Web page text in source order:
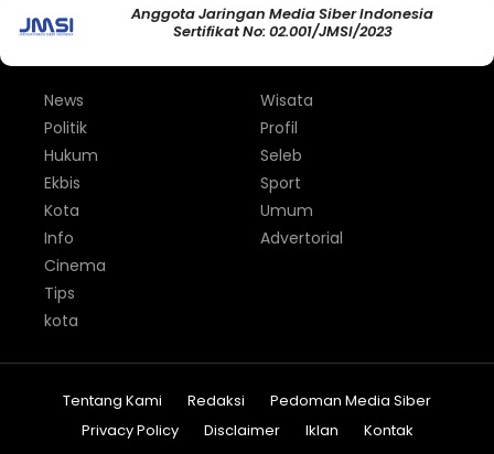
Anggota Jaringan Media Siber Indonesia
Sertifikat No: 02.001/JMSI/2023
News
Politik
Hukum
Ekbis
Kota
Info
Wisata
Profil
Seleb
Sport
Umum
Advertorial
Cinema
Tips
kota
Tentang Kami Redaksi
Pedoman Media Siber
Privacy Policy
Disclaimer Iklan Kontak